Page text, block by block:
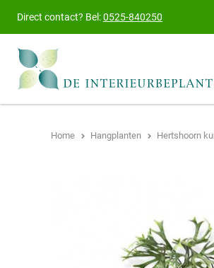
Direct contact? Bel:0525-840250
Home Hangplanten Hertshoorn